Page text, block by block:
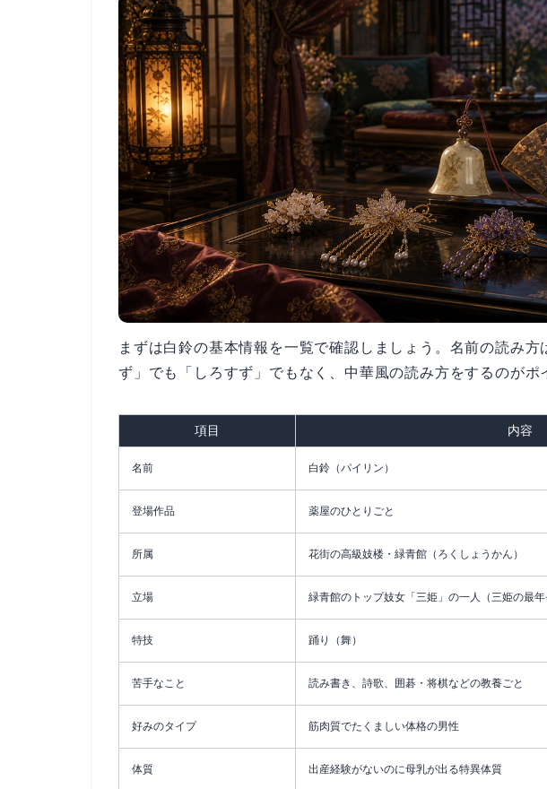
まずは白鈴の基本情報を一覧で確認しましょう。名前の読み方
ず」でも「しろすず」でもなく、中華風の読み方をするのがポ
項目 内容
名前 白鈴（パイリン）
登場作品 薬屋のひとりごと
所属 花街の高級妓楼・緑青館（ろくしょうかん）
立場 緑青館のトップ妓女「三姫」の一人（三姫の最年
特技 踊り（舞）
苦手なこと 読み書き、詩歌、囲碁・将棋などの教養ごと
好みのタイプ 筋肉質でたくましい体格の男性
体質 出産経験がないのに母乳が出る特異体質